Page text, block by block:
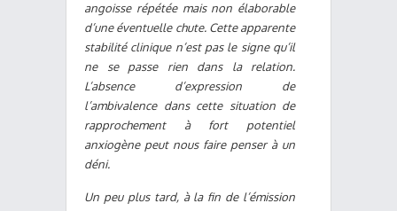
angoisse répétée mais non élaborable
d’une éventuelle chute. Cette apparente
stabilité clinique n’est pas le signe qu’il
ne se passe rien dans la relation.
L’absence d’expression de
l’ambivalence dans cette situation de
rapprochement à fort potentiel
anxiogène peut nous faire penser à un
déni.
Un peu plus tard, à la fin de l’émission